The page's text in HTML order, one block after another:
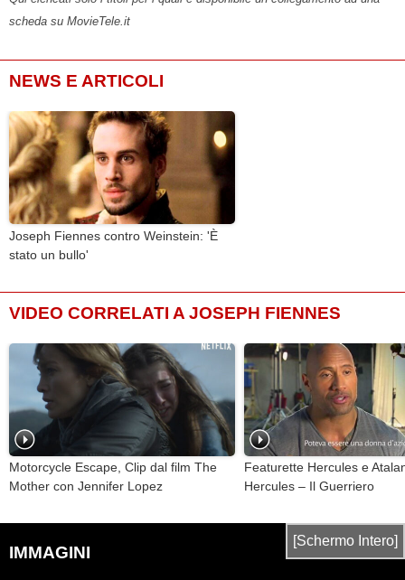
scheda su MovieTele.it
NEWS E ARTICOLI
Joseph Fiennes contro Weinstein: 'È
stato un bullo'
VIDEO CORRELATI A JOSEPH FIENNES
Motorcycle Escape, Clip dal film The
Mother con Jennifer Lopez
Featurette Hercules e
Hercules – Il Guerriero
IMMAGINI
[Schermo Intero]